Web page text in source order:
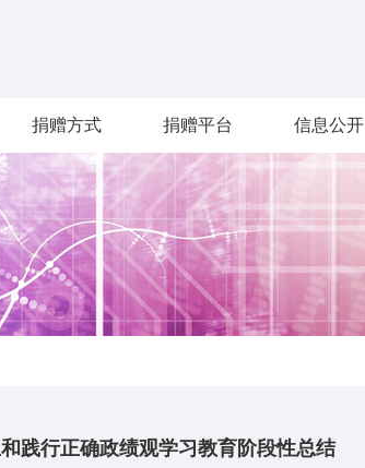
捐赠方式 捐赠平台 信息公开
践行正确政绩观学习教育阶段性总结